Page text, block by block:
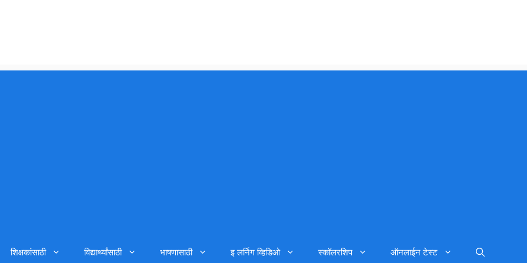
शिक्षकांसाठी विद्यार्थ्यांसाठी भाषणासाठी इ लर्निग व्हिडिओ स्कॉलरशिप ऑनलाईन टेस्ट